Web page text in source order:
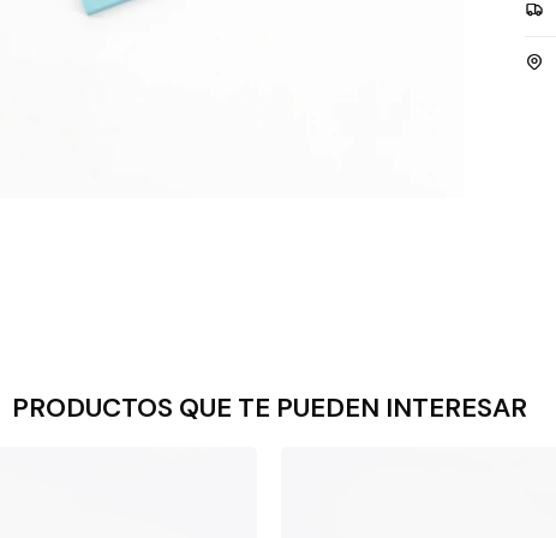
PRODUCTOS QUE TE PUEDEN INTERESAR